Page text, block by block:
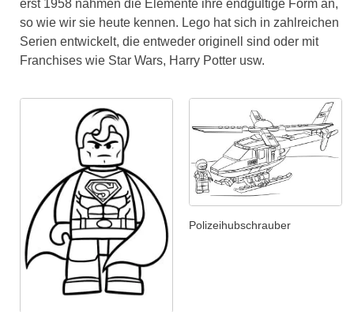
erst 1958 nahmen die Elemente ihre endgültige Form an,
so wie wir sie heute kennen. Lego hat sich in zahlreichen
Serien entwickelt, die entweder originell sind oder mit
Franchises wie Star Wars, Harry Potter usw.
Polizeihubschrauber